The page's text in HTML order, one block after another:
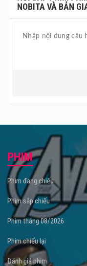
thảm hoạ diệt vong
Cầu dự kiến khởi
NOBITA VÀ BẢN
PHIM
Phim đang chiếu
Phim sắp chiếu
Phim tháng 08/2026
Phim chiếu lại
Đánh giá phim